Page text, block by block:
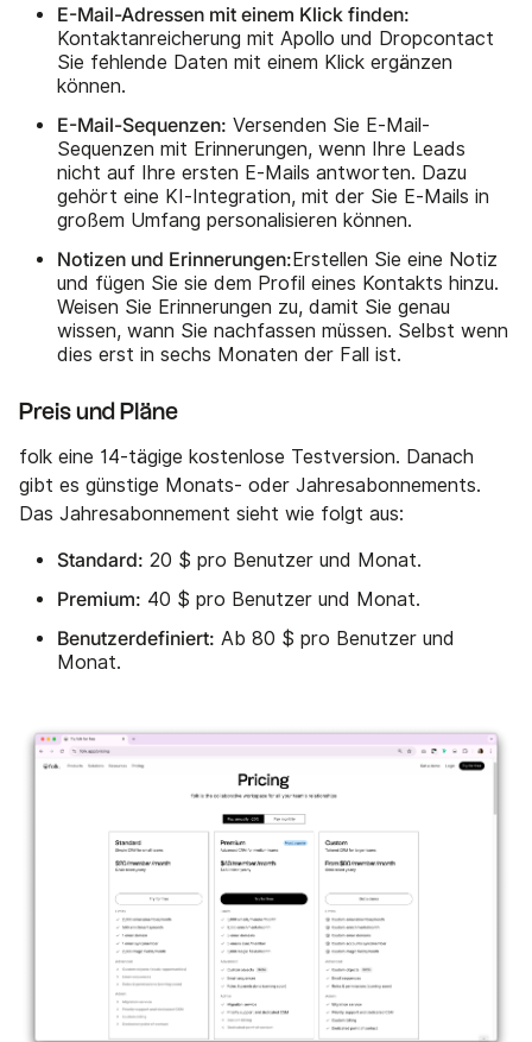
E-Mail-Adressen mit einem Klick finden:
Kontaktanreicherung mit Apollo und Dropcontact
Sie fehlende Daten mit einem Klick ergänzen
können.
E-Mail-Sequenzen: Versenden Sie E-Mail-
Sequenzen mit Erinnerungen, wenn Ihre Leads
nicht auf Ihre ersten E-Mails antworten. Dazu
gehört eine KI-Integration, mit der Sie E-Mails in
großem Umfang personalisieren können.
Notizen und Erinnerungen:Erstellen Sie eine Notiz
und fügen Sie sie dem Profil eines Kontakts hinzu.
Weisen Sie Erinnerungen zu, damit Sie genau
wissen, wann Sie nachfassen müssen. Selbst wenn
dies erst in sechs Monaten der Fall ist.
Preis und Pläne
folk eine 14-tägige kostenlose Testversion. Danach
gibt es günstige Monats- oder Jahresabonnements.
Das Jahresabonnement sieht wie folgt aus:
Standard: 20 $ pro Benutzer und Monat.
Premium: 40 $ pro Benutzer und Monat.
Benutzerdefiniert: Ab 80 $ pro Benutzer und
Monat.